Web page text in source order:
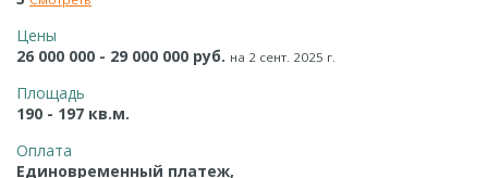
Цены
26 000 000 - 29 000 000 руб. на 2 сент. 2025 г.
Площадь
190 - 197 кв.м.
Оплата
Единовременный платеж,